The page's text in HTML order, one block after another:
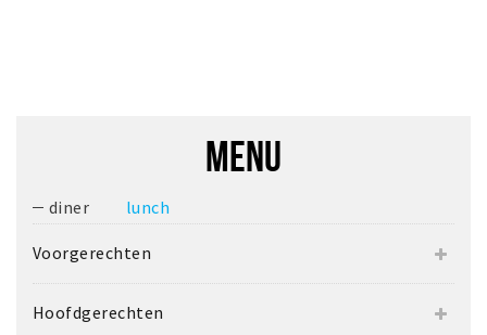
MENU
diner lunch
Voorgerechten
Hoofdgerechten